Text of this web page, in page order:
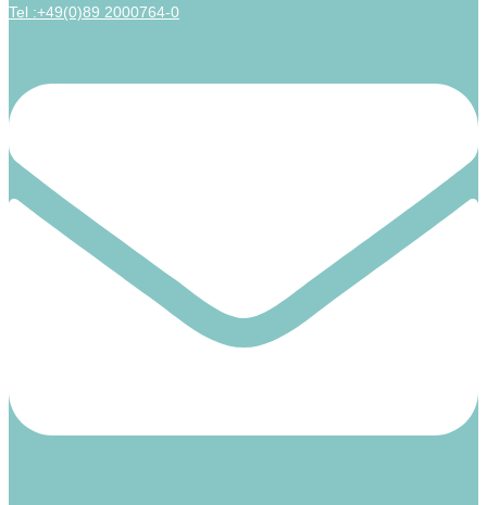
Tel :+49(0)89 2000764-0